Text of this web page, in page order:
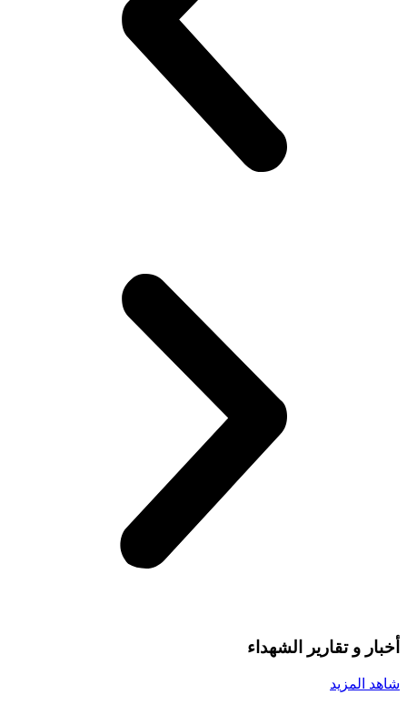
أخبار و تقارير الشهداء
شاهد المزيد